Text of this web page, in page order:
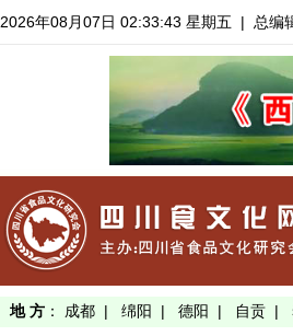
2026年08月07日 02:33:44 星期五 | 总编
地 方 ： 成都 | 绵阳 | 德阳 | 自贡 |